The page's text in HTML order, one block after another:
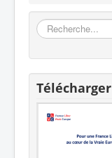
Rechercher
Télécharger